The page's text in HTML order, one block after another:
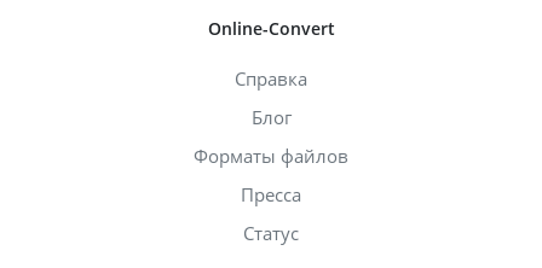
Online-Convert
Справка
Блог
Форматы файлов
Пресса
Статус